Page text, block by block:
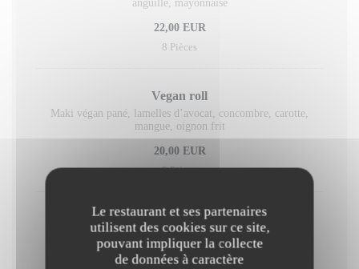
Le restaurant et ses partenaires
utilisent des cookies sur ce site,
pouvant impliquer la collecte
de données à caractère
anguille, mayonnaise
22,00 EUR
8 Pièces
Vegan roll
Maki végan pané, lamelles d’avocat, concombre, carotte,
mangue, oignon frit
20,00 EUR
8 Pièces
California Rolls
Saumon ou thon selon arrivage, fromage frais, concombre,
avocat et sauce unagi